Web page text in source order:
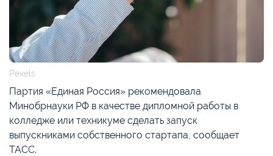
Pexels
Партия «Единая Россия» рекомендовала
Минобрнауки РФ в качестве дипломной работы в
колледже или техникуме сделать запуск
выпускниками собственного стартапа, сообщает
ТАСС.